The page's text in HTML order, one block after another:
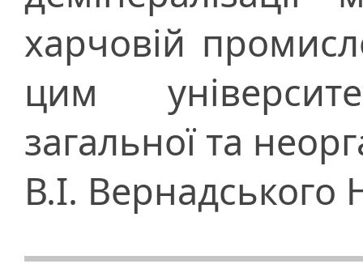
харчовій
цим
загальної та
В.І. Вернадського